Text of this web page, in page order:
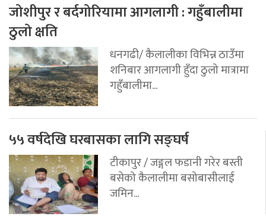
जोशीपुर र बर्दगोरियामा आगलागी : गहुँबालीमा
ठुलो क्षति
धनगढी/ कैलालीका विभिन्न ठाउँमा
शनिबार आगलागी हुँदा ठुलो मात्रामा
गहुँबालीमा...
५५ वर्षदेखि घरबासका लागि सङ्घर्ष
टीकापुर / जङ्गल फडानी गरेर बस्ती
बसेको कैलालीमा बसोबासीलाई
जमिन...